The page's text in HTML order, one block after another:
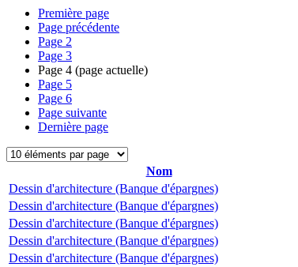
Première page
Page précédente
Page 2
Page 3
Page 4 (page actuelle)
Page 5
Page 6
Page suivante
Dernière page
Nom
Dessin d'architecture (Banque d'épargnes)
Dessin d'architecture (Banque d'épargnes)
Dessin d'architecture (Banque d'épargnes)
Dessin d'architecture (Banque d'épargnes)
Dessin d'architecture (Banque d'épargnes)